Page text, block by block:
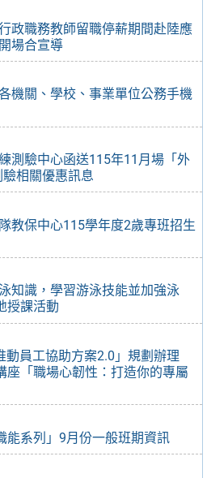
政職務教師留職停薪期間赴陸應
場合宣導
機關、學校、事業單位公務手機
測驗中心函送115年11月場「外
相關優惠訊息
教保中心115學年度2歲專班招生
知識，學習游泳技能並加強泳
授課活動
動員工協助方案2.0」規劃辦理
座「職場心韌性：打造你的專屬
能系列」9月份一般班期資訊